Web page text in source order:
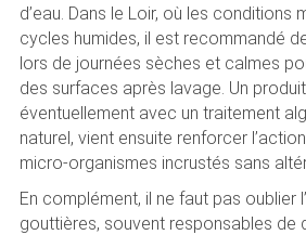
d’eau. Dans le Loir, où les conditions
cycles humides, il est recommandé
lors de journées sèches et calmes
des surfaces après lavage. Un
éventuellement avec un traitement
naturel, vient ensuite renforcer
micro-organismes incrustés sans
En complément, il ne faut pas oublier
gouttières, souvent responsables de